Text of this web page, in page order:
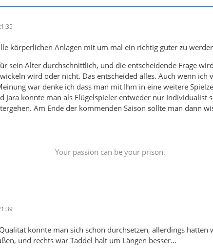
körperlichen Anlagen mit um mal ein richtig guter zu
sein Alter durchschnittlich, und die entscheidende Frage
wird oder nicht. Das entscheided alles. Auch wenn ich
war denke ich dass man mit Ihm in eine weitere
Jara konnte man als Flügelspieler entweder nur Individualist
Am Ende der kommenden Saison sollte man dann
Your passion can be your prison.
konnte man sich schon durchsetzen, allerdings hatten
und rechts war Taddel halt um Längen besser…